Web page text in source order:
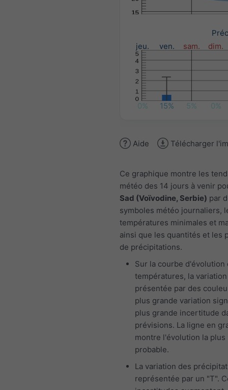
jeu.
ven. sam. dim.
0% 15% 5% 0%
Aide Télécharger
Ce graphique montre les
météo des 14 jours à venir
Sad (Voïvodine, Serbie) par
symboles météo journaliers,
températures minimales et
ainsi que les quantités et les
de précipitations.
Sur la courbe d'évolution
températures, la
présentée par des
plus grande variation
plus grande incertitude
prévisions. La ligne en
montre l'évolution la plus
probable.
La variation des
représentée par un "T".